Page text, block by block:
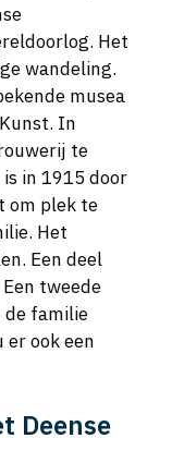
Het
wandeling.
musea
In
te
in 1915 door
om plek te
Het
Een deel
tweede
de familie
er ook een
Deense